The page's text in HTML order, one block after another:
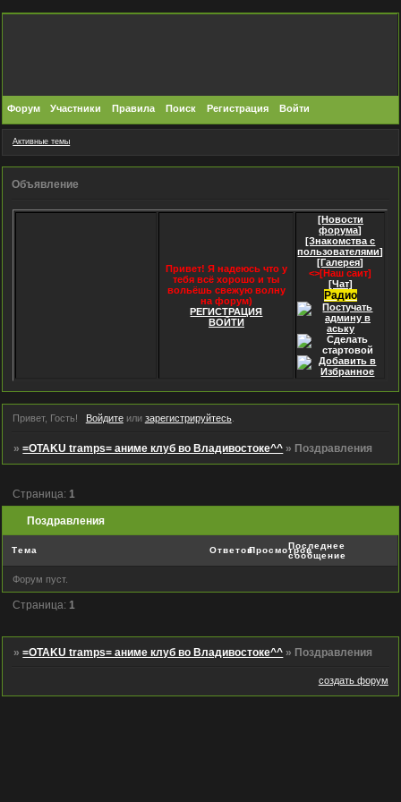
Форум Участники Правила Поиск Регистрация Войти
Активные темы
Объявление
Привет! Я надеюсь что у
тебя всё хорошо и ты
вольёшь свежую волну
на форум)
РЕГИСТРАЦИЯ
ВОЙТИ
[Новости
форума]
[Знакомства с
пользователями]
[Галерея]
<>[Наш саит]
[Чат]
Радио
Привет, Гость! Войдитеили зарегистрируйтесь.
»=OTAKU tramps= аниме клуб во Владивостоке^^ » Поздравления
Поздравления
Страница:1
Тема ОтветовПросмотровПоследнее
сообщение
Форум пуст.
Страница:1
»=OTAKU tramps= аниме клуб во Владивостоке^^ » Поздравления
создать форум